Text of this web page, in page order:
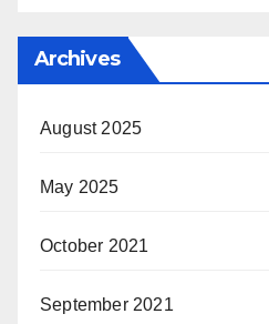
Archives
August 2025
May 2025
October 2021
September 2021